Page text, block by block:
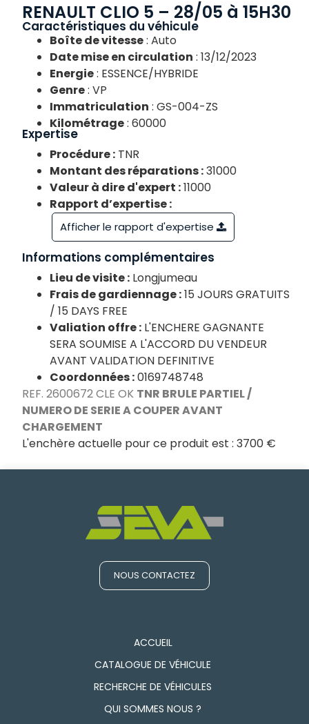
RENAULT CLIO 5 – 28/05 à 15H30
Caractéristiques du véhicule
Boîte de vitesse: Auto
Date mise en circulation : 13/12/2023
Energie: ESSENCE/HYBRIDE
Genre: VP
Immatriculation : GS-004-ZS
Kilométrage: 60000
Expertise
Procédure : TNR
Montant des réparations :31000
Valeur à dire d'expert :11000
Rapport d’expertise :
Afficher le rapport d'expertise
Informations complémentaires
Lieu de visite : Longjumeau
Frais de gardiennage :15 JOURS GRATUITS
/ 15 DAYS FREE
Valiation offre : L'ENCHERE GAGNANTE
SERA SOUMISE A L'ACCORD DU VENDEUR
AVANT VALIDATION DEFINITIVE
Coordonnées :0169748748
REF. 2600672 CLE OK TNR BRULE PARTIEL /
NUMERO DE SERIE A COUPER AVANT
CHARGEMENT
L'enchère actuelle pour ce produit est :3700 €
NOUS CONTACTEZ
ACCUEIL
CATALOGUE DE VÉHICULE
RECHERCHE DE VÉHICULES
QUI SOMMES NOUS ?